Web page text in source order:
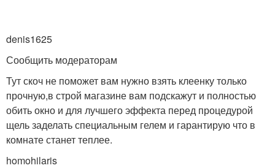
denis1625
Сообщить модераторам
Тут скоч не поможет вам нужно взять клеенку только
прочную,в строй магазине вам подскажут и полностью
обить окно и для лучшего эффекта перед процедурой
щель заделать специальным гелем и гарантирую что в
комнате станет теплее.
homohilaris